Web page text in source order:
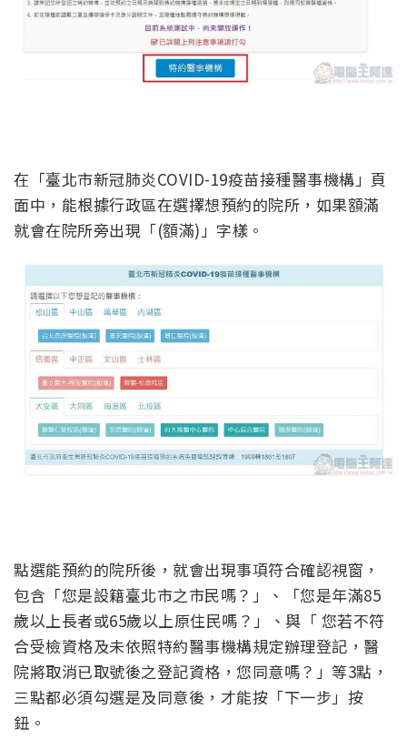
在「臺北市新冠肺炎COVID-19疫苗接種醫事機構」頁
面中，能根據行政區在選擇想預約的院所，如果額滿
就會在院所旁出現「(額滿)」字樣。
點選能預約的院所後，就會出現事項符合確認視窗，
包含「您是設籍臺北市之市民嗎？」、「您是年滿85
歲以上長者或65歲以上原住民嗎？」、與「 您若不符
合受檢資格及未依照特約醫事機構規定辦理登記，醫
院將取消已取號後之登記資格，您同意嗎？」等3點，
三點都必須勾選是及同意後，才能按「下一步」按
鈕。